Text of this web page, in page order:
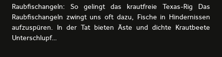
Raubfischangeln: So gelingt das krautfreie Texas-Rig Das
Raubfischangeln zwingt uns oft dazu, Fische in Hindernissen
aufzuspüren. In der Tat bieten Äste und dichte Krautbeete
Unterschlupf…